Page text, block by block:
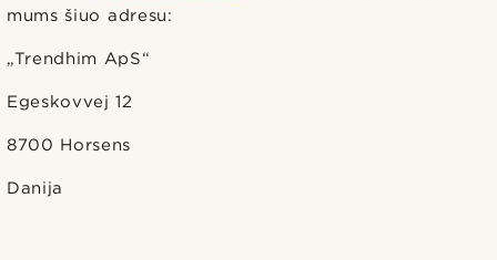
mums šiuo adresu:
„Trendhim ApS“
Egeskovvej 12
8700 Horsens
Danija